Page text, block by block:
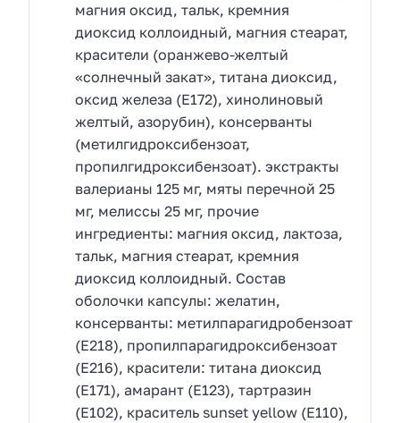
магния оксид, тальк, кремния
диоксид коллоидный, магния стеарат,
красители (оранжево-желтый
«солнечный закат», титана диоксид,
оксид железа (Е172), хинолиновый
желтый, азорубин), консерванты
(метилгидроксибензоат,
пропилгидроксибензоат). экстракты
валерианы 125 мг, мяты перечной 25
мг, мелиссы 25 мг, прочие
ингредиенты: магния оксид, лактоза,
тальк, магния стеарат, кремния
диоксид коллоидный. Состав
оболочки капсулы: желатин,
консерванты: метилпарагидробензоат
(Е218), пропилпарагидроксибензоат
(Е216), красители: титана диоксид
(Е171), амарант (Е123), тартразин
(Е102), краситель sunset yellow (Е110),